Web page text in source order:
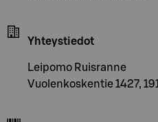
Yhteystiedot
Leipomo Ruisranne
Vuolenkoskentie 1427,